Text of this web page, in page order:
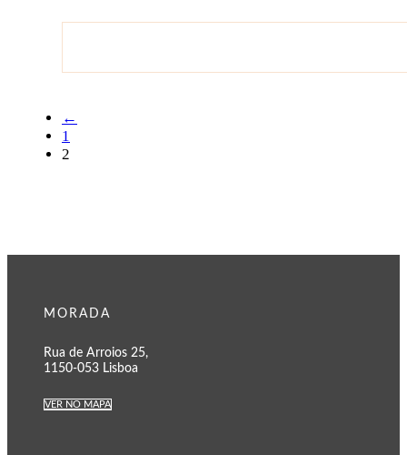
←
1
2
MORADA
Rua de Arroios 25,
1150-053 Lisboa
VER NO MAPA